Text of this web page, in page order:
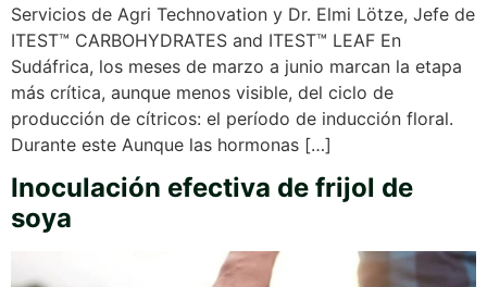
Servicios de Agri Technovation y Dr. Elmi Lötze, Jefe de
ITEST™ CARBOHYDRATES and ITEST™ LEAF En
Sudáfrica, los meses de marzo a junio marcan la etapa
más crítica, aunque menos visible, del ciclo de
producción de cítricos: el período de inducción floral.
Durante este Aunque las hormonas […]
Inoculación efectiva de frijol de
soya